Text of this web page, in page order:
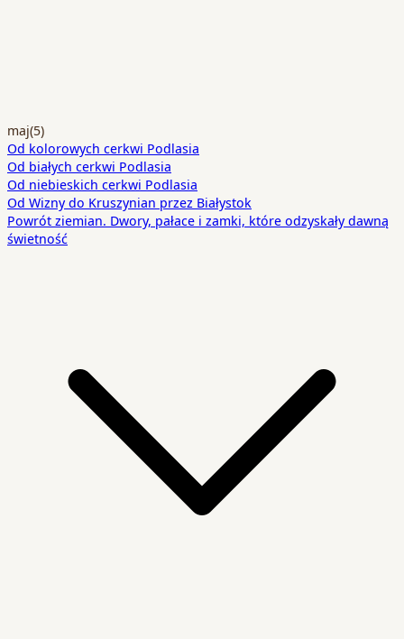
maj(5)
Od kolorowych cerkwi Podlasia
Od białych cerkwi Podlasia
Od niebieskich cerkwi Podlasia
Od Wizny do Kruszynian przez Białystok
Powrót ziemian. Dwory, pałace i zamki, które odzyskały dawną
świetność